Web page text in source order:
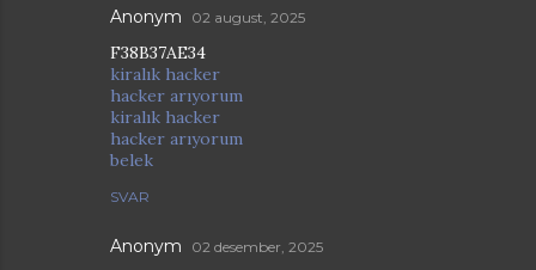
Anonym 02 august, 2025
F38B37AE34
kiralık hacker
hacker arıyorum
kiralık hacker
hacker arıyorum
belek
SVAR
Anonym 02 desember, 2025